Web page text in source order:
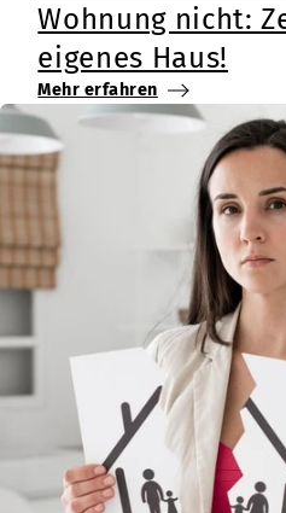
Wohnung nicht:
eigenes Haus!
Mehr erfahren